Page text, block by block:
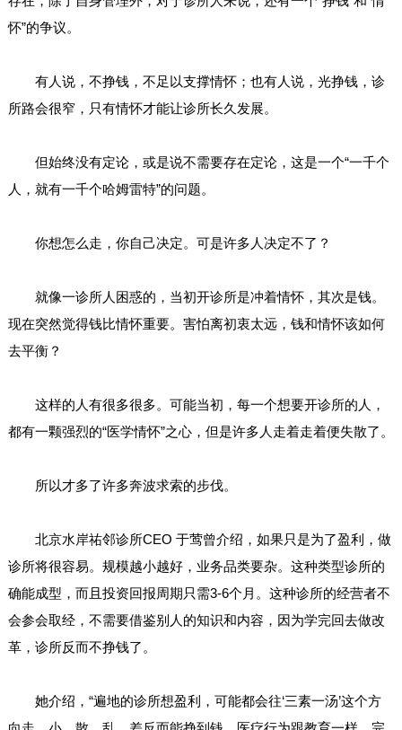
怀”的争议。
有人说，不挣钱，不足以支撑情怀；也有人说，光挣钱，诊
所路会很窄，只有情怀才能让诊所长久发展。
但始终没有定论，或是说不需要存在定论，这是一个“一千个
人，就有一千个哈姆雷特”的问题。
你想怎么走，你自己决定。可是许多人决定不了？
就像一诊所人困惑的，当初开诊所是冲着情怀，其次是钱。
现在突然觉得钱比情怀重要。害怕离初衷太远，钱和情怀该如何
去平衡？
这样的人有很多很多。可能当初，每一个想要开诊所的人，
都有一颗强烈的“医学情怀”之心，但是许多人走着走着便失散了。
所以才多了许多奔波求索的步伐。
北京水岸祐邻诊所CEO 于莺曾介绍，如果只是为了盈利，做
诊所将很容易。规模越小越好，业务品类要杂。这种类型诊所的
确能成型，而且投资回报周期只需3-6个月。这种诊所的经营者不
会参会取经，不需要借鉴别人的知识和内容，因为学完回去做改
革，诊所反而不挣钱了。
她介绍，“遍地的诊所想盈利，可能都会往‘三素一汤’这个方